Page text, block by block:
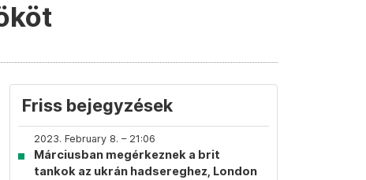
Friss bejegyzések
2023. February 8. – 21:06
Márciusban megérkeznek a brit
tankok az ukrán hadsereghez, London